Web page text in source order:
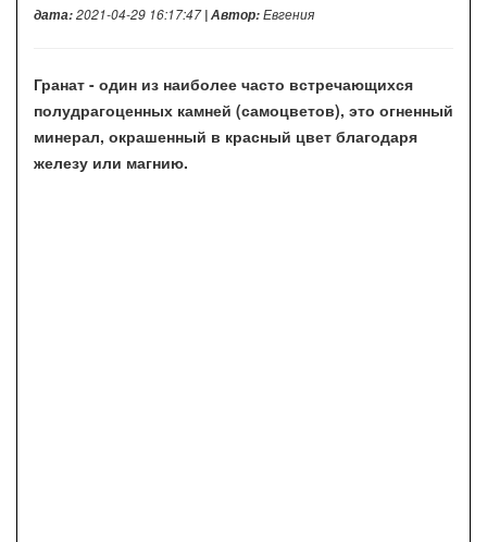
дата:2021-04-29 16:17:47| Автор:Евгения
Гранат - один из наиболее часто встречающихся
полудрагоценных камней (самоцветов), это огненный
минерал, окрашенный в красный цвет благодаря
железу или магнию.